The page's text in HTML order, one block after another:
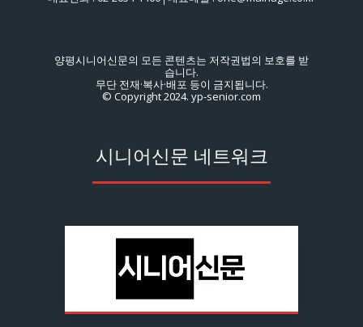
양평시니어신문의 모든 콘텐츠는 저작권법의 보호를 받
습니다.
무단 전재·복사·배포 등이 금지됩니다.
© Copyright 2024. yp-senior.com
시니어신문 네트워크